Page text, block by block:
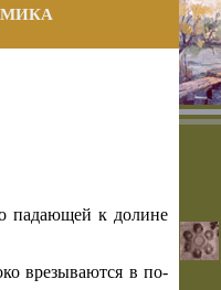
падающей к долине
врезываются в по­